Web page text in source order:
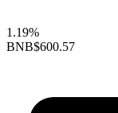
1.19%
BNB$600.57